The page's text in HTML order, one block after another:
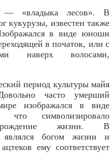
«владыка лесов». В
кукурузы, известен также
в виде юноши
в початок, или с
наверх волосами,
период культуры майя
часто умерший
изображался в виде
символизировало
жизни. В
являлся богом жизни и
ему соответствует